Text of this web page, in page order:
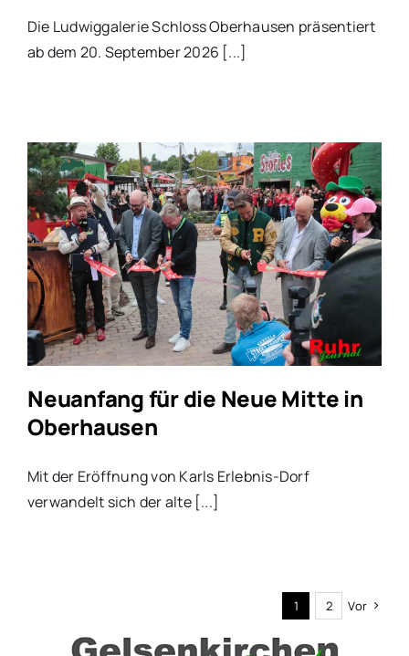
Die Ludwiggalerie Schloss Oberhausen präsentiert
ab dem 20. September 2026 [...]
Neuanfang für die Neue Mitte in
Oberhausen
Mit der Eröffnung von Karls Erlebnis-Dorf
verwandelt sich der alte [...]
1 2 Vor